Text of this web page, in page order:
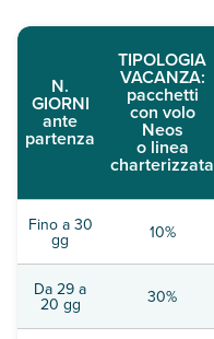
N.
GIORNI
ante
partenza
TIPOLOGIA
VACANZA:
pacchetti
con volo
Neos
o linea
charterizzata
Fino a 30
gg 10%
Da 29 a
20 gg 30%